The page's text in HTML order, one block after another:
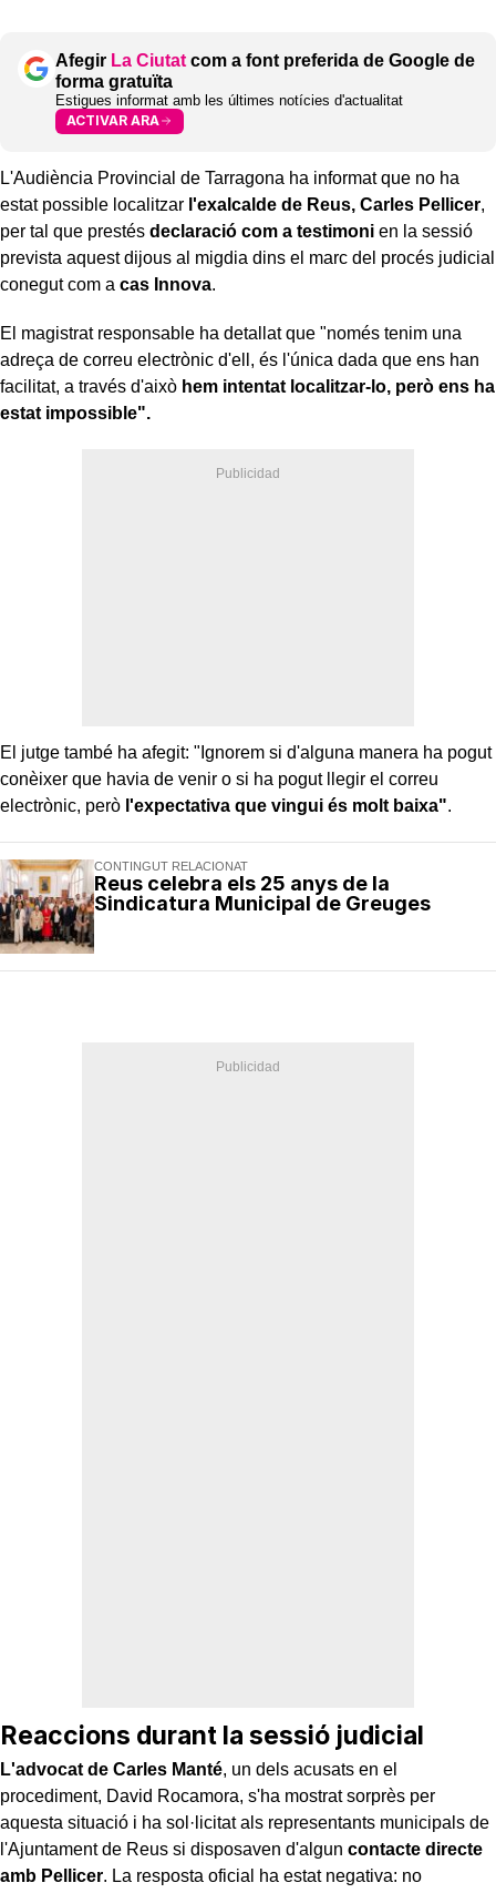
Afegir La Ciutat com a font preferida de Google de
forma gratuïta
Estigues informat amb les últimes notícies d'actualitat
ACTIVAR ARA
L'Audiència Provincial de Tarragona ha informat que no ha
estat possible localitzar l'exalcalde de Reus, Carles Pellicer,
per tal que prestés declaració com a testimoni en la sessió
prevista aquest dijous al migdia dins el marc del procés judicial
conegut com a cas Innova.
El magistrat responsable ha detallat que "només tenim una
adreça de correu electrònic d'ell, és l'única dada que ens han
facilitat, a través d'això hem intentat localitzar-lo, però ens ha
estat impossible".
El jutge també ha afegit: "Ignorem si d'alguna manera ha pogut
conèixer que havia de venir o si ha pogut llegir el correu
electrònic, però l'expectativa que vingui és molt baixa".
CONTINGUT RELACIONAT
Reus celebra els 25 anys de la
Sindicatura Municipal de Greuges
Reaccions durant la sessió judicial
L'advocat de Carles Manté, un dels acusats en el
procediment, David Rocamora, s'ha mostrat sorprès per
aquesta situació i ha sol·licitat als representants municipals de
l'Ajuntament de Reus si disposaven d'algun contacte directe
amb Pellicer. La resposta oficial ha estat negativa: no